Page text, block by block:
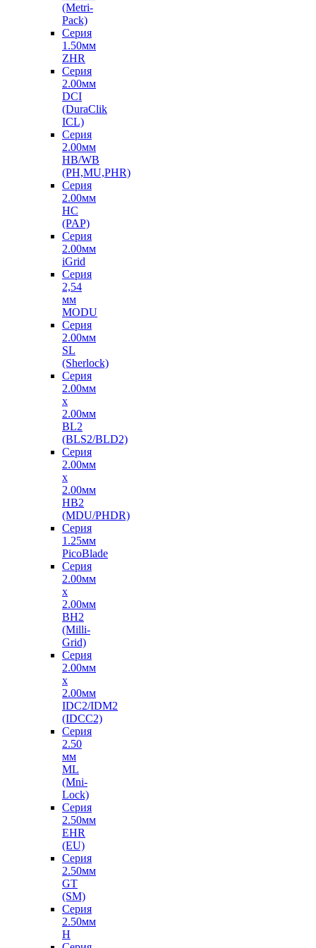
(Metri-
Pack)
Серия
1.50мм
ZHR
Серия
2.00мм
DCI
(DuraClik
ICL)
Серия
2.00мм
HB/WB
(PH,MU,PHR)
Серия
2.00мм
HC
(PAP)
Серия
2.00мм
iGrid
Серия
2,54
мм
MODU
Серия
2.00мм
SL
(Sherlock)
Серия
2.00мм
x
2.00мм
BL2
(BLS2/BLD2)
Серия
2.00мм
x
2.00мм
HB2
(MDU/PHDR)
Серия
1.25мм
PicoBlade
Серия
2.00мм
х
2.00мм
BH2
(Milli-
Grid)
Серия
2.00мм
х
2.00мм
IDC2/IDM2
(IDCC2)
Серия
2.50
мм
ML
(Mni-
Lock)
Серия
2.50мм
EHR
(EU)
Серия
2.50мм
GT
(SM)
Серия
2.50мм
H